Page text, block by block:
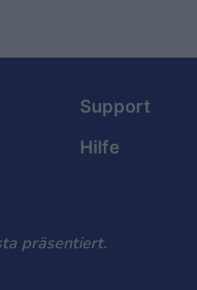
Support
Hilfe
präsentiert.